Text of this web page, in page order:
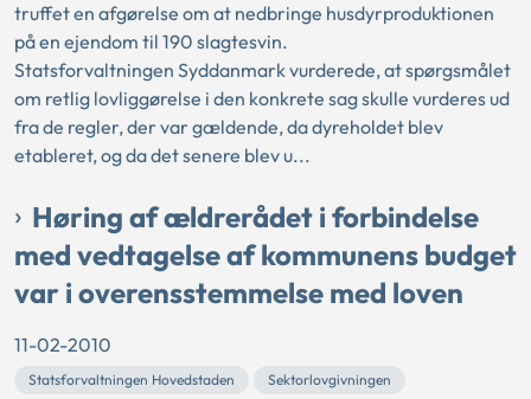
truffet en afgørelse om at nedbringe husdyrproduktionen
på en ejendom til 190 slagtesvin.
Statsforvaltningen Syddanmark vurderede, at spørgsmålet
om retlig lovliggørelse i den konkrete sag skulle vurderes ud
fra de regler, der var gældende, da dyreholdet blev
etableret, og da det senere blev u...
Høring af ældrerådet i forbindelse
med vedtagelse af kommunens budget
var i overensstemmelse med loven
11-02-2010
Statsforvaltningen Hovedstaden
Sektorlovgivningen